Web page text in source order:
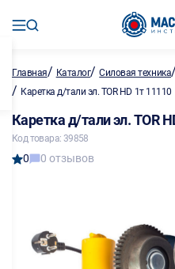
Главная/ Каталог/Силовая техника/
/ Каретка д/тали эл. TOR HD 1т 11110
Каретка д/тали эл. TOR
Код товара: 39858
0 0 отзывов